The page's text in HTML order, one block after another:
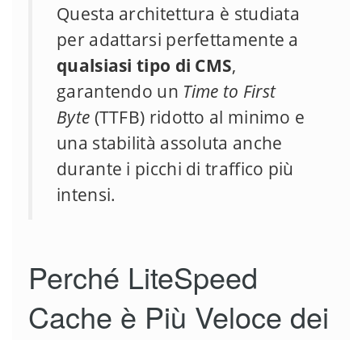
Questa architettura è studiata
per adattarsi perfettamente a
qualsiasi tipo di CMS,
garantendo un Time to First
Byte (TTFB) ridotto al minimo e
una stabilità assoluta anche
durante i picchi di traffico più
intensi.
Perché LiteSpeed
Cache è Più Veloce dei